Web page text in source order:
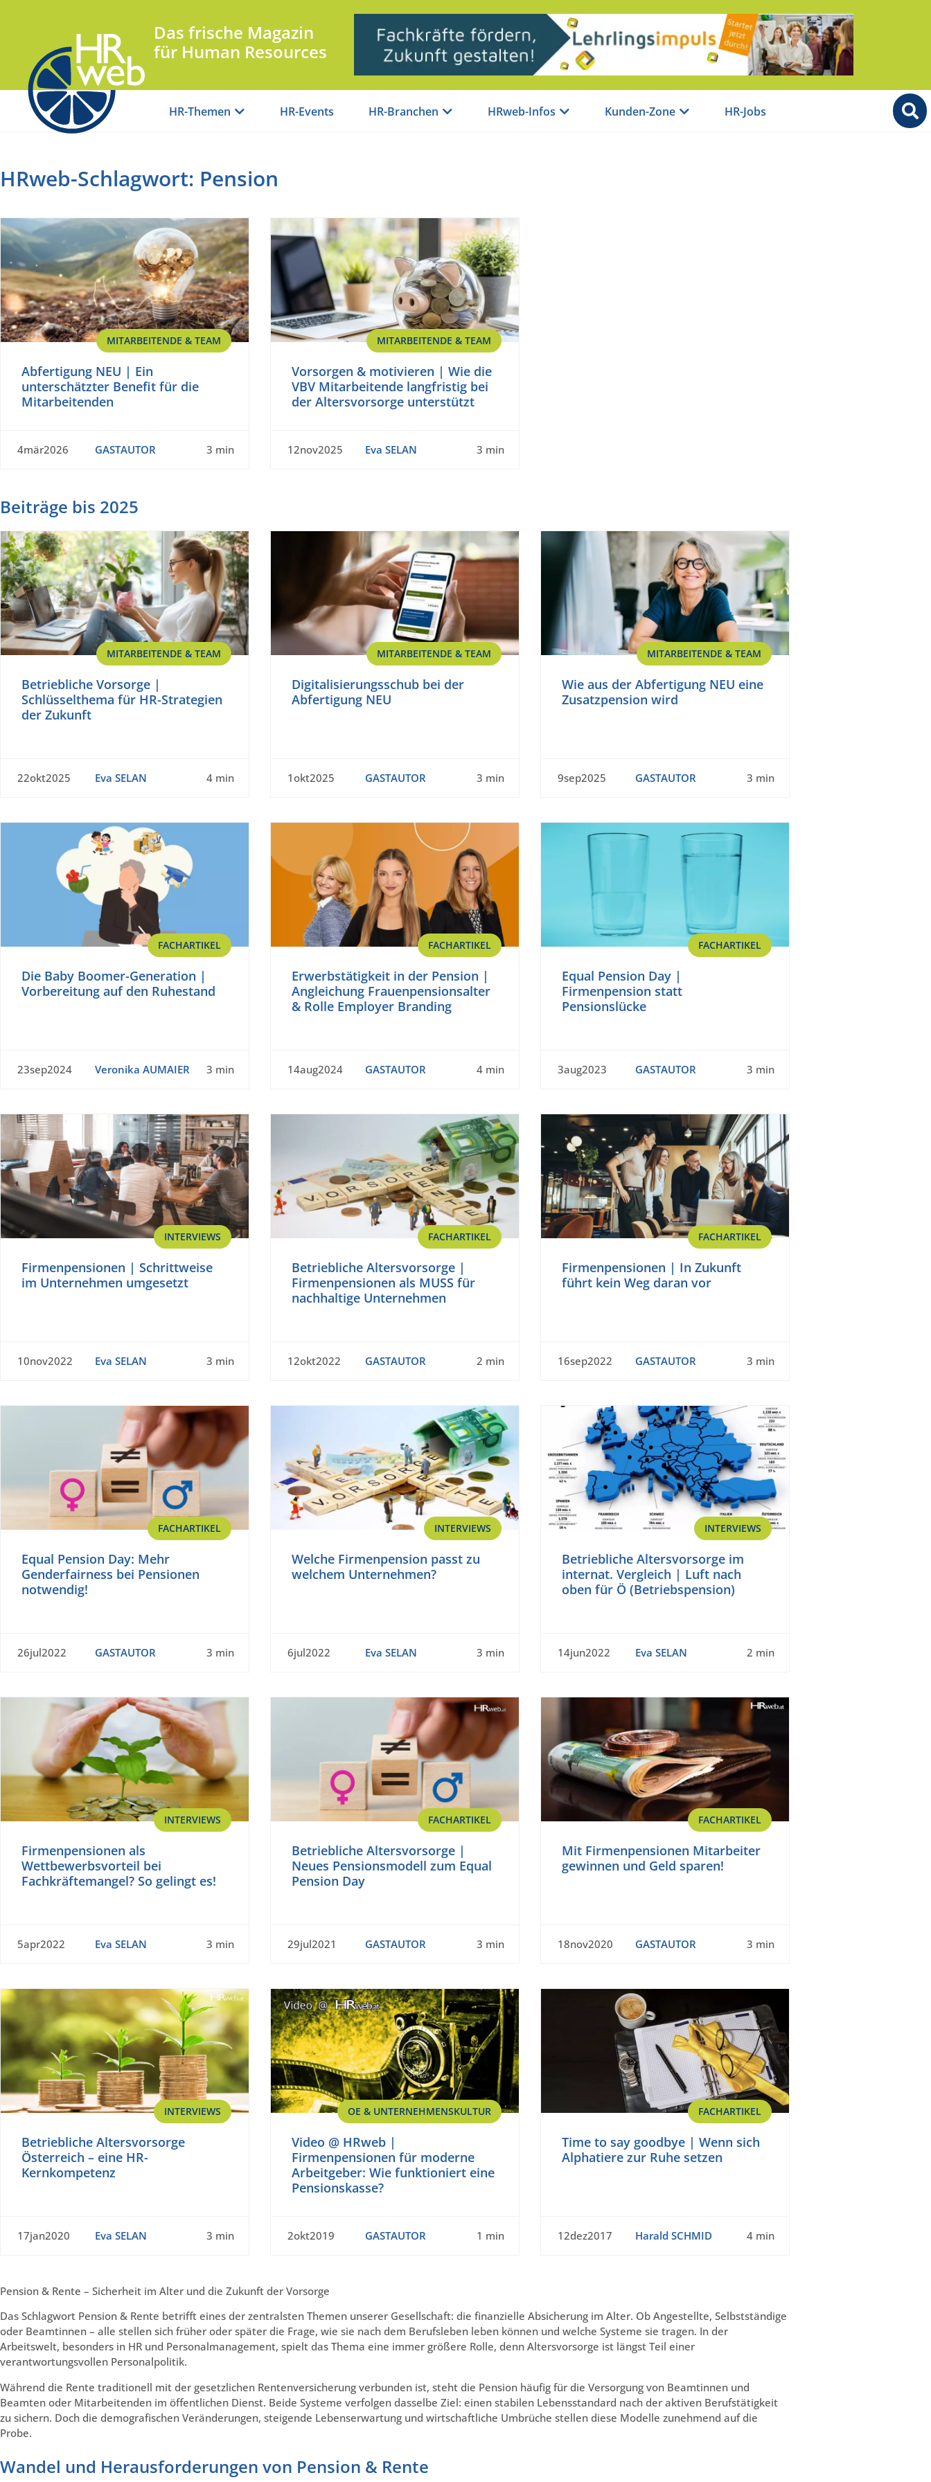
Das frische Magazin
für Human Resources
HR-Themen HR-Events HR-Branchen HRweb-Infos Kunden-Zone HR-Jobs
HRweb-Schlagwort: Pension
MITARBEITENDE & TEAM
Abfertigung NEU | Ein
unterschätzter Benefit für die
Mitarbeitenden
4mär2026 GASTAUTOR 3 min
MITARBEITENDE & TEAM
Vorsorgen & motivieren | Wie die
VBV Mitarbeitende langfristig bei
der Altersvorsorge unterstützt
12nov2025 Eva SELAN 3 min
Beiträge bis 2025
MITARBEITENDE & TEAM
Betriebliche Vorsorge |
Schlüsselthema für HR-Strategien
der Zukunft
22okt2025 Eva SELAN 4 min
MITARBEITENDE & TEAM
Digitalisierungsschub bei der
Abfertigung NEU
1okt2025 GASTAUTOR 3 min
MITARBEITENDE & TEAM
Wie aus der Abfertigung NEU eine
Zusatzpension wird
9sep2025 GASTAUTOR 3 min
FACHARTIKEL
Die Baby Boomer-Generation |
Vorbereitung auf den Ruhestand
23sep2024 Veronika AUMAIER 3 min
FACHARTIKEL
Erwerbstätigkeit in der Pension |
Angleichung Frauenpensionsalter
& Rolle Employer Branding
14aug2024 GASTAUTOR 4 min
FACHARTIKEL
Equal Pension Day |
Firmenpension statt
Pensionslücke
3aug2023 GASTAUTOR 3 min
INTERVIEWS
Firmenpensionen | Schrittweise
im Unternehmen umgesetzt
10nov2022 Eva SELAN 3 min
FACHARTIKEL
Betriebliche Altersvorsorge |
Firmenpensionen als MUSS für
nachhaltige Unternehmen
12okt2022 GASTAUTOR 2 min
FACHARTIKEL
Firmenpensionen | In Zukunft
führt kein Weg daran vor
16sep2022 GASTAUTOR 3 min
FACHARTIKEL
Equal Pension Day: Mehr
Genderfairness bei Pensionen
notwendig!
26jul2022 GASTAUTOR 3 min
INTERVIEWS
Welche Firmenpension passt zu
welchem Unternehmen?
6jul2022 Eva SELAN 3 min
INTERVIEWS
Betriebliche Altersvorsorge im
internat. Vergleich | Luft nach
oben für Ö (Betriebspension)
14jun2022 Eva SELAN 2 min
INTERVIEWS
Firmenpensionen als
Wettbewerbsvorteil bei
Fachkräftemangel? So gelingt es!
5apr2022 Eva SELAN 3 min
FACHARTIKEL
Betriebliche Altersvorsorge |
Neues Pensionsmodell zum Equal
Pension Day
29jul2021 GASTAUTOR 3 min
FACHARTIKEL
Mit Firmenpensionen Mitarbeiter
gewinnen und Geld sparen!
18nov2020 GASTAUTOR 3 min
INTERVIEWS
Betriebliche Altersvorsorge
Österreich – eine HR-
Kernkompetenz
17jan2020 Eva SELAN 3 min
OE & UNTERNEHMENSKULTUR
Video @ HRweb |
Firmenpensionen für moderne
Arbeitgeber: Wie funktioniert eine
Pensionskasse?
2okt2019 GASTAUTOR 1 min
FACHARTIKEL
Time to say goodbye | Wenn sich
Alphatiere zur Ruhe setzen
12dez2017 Harald SCHMID 4 min
Pension & Rente – Sicherheit im Alter und die Zukunft der Vorsorge
Das Schlagwort Pension & Rente betrifft eines der zentralsten Themen unserer Gesellschaft: die finanzielle Absicherung im Alter. Ob Angestellte, Selbstständige
oder Beamtinnen – alle stellen sich früher oder später die Frage, wie sie nach dem Berufsleben leben können und welche Systeme sie tragen. In der
Arbeitswelt, besonders in HR und Personalmanagement, spielt das Thema eine immer größere Rolle, denn Altersvorsorge ist längst Teil einer
verantwortungsvollen Personalpolitik.
Während die Rente traditionell mit der gesetzlichen Rentenversicherung verbunden ist, steht die Pension häufig für die Versorgung von Beamtinnen und
Beamten oder Mitarbeitenden im öffentlichen Dienst. Beide Systeme verfolgen dasselbe Ziel: einen stabilen Lebensstandard nach der aktiven Berufstätigkeit
zu sichern. Doch die demografischen Veränderungen, steigende Lebenserwartung und wirtschaftliche Umbrüche stellen diese Modelle zunehmend auf die
Probe.
Wandel und Herausforderungen von Pension & Rente